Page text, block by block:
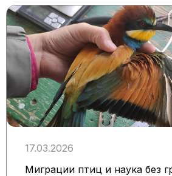
17.03.2026
Миграции птиц и наука без